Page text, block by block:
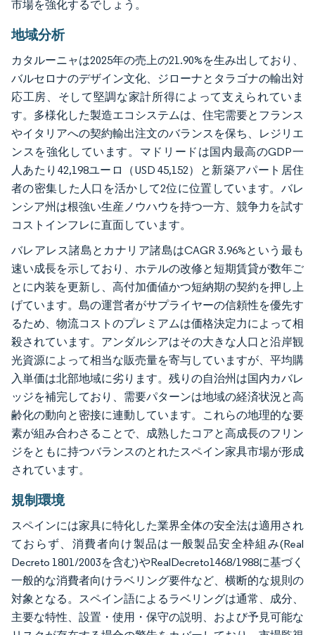
市場を強化するでしょう。
地域分析
カタルーニャは2025年の売上の21.90%を生み出しており、
バルセロナのデザイン文化、ジローナとタラゴナの輸出対
応工房、そして堅調な家計所得によって支えられていま
す。多様化した製造エコシステムは、住宅需要とフランス
やイタリアへの契約輸出注文のバランスを保ち、レジリエ
ンスを強化しています。マドリードは国内最高のGDP一
人あたり42,198ユーロ（USD 45,152）と新築アパート居住
者の密集した人口を活かして2位に位置しています。バレ
ンシア州は根強い生産ノウハウを持つ一方、競争力を試す
コストインフレに直面しています。
バレアレス諸島とカナリア諸島はCAGR 3.96%という最も
速い成長を示しており、ホテルの改修と短期賃貸が数年ご
とに内装を更新し、高付加価値かつ短納期の契約を押し上
げています。島の運営者がサプライヤーの信頼性を優先す
るため、物流コストのプレミアムは価格決定力によって相
殺されています。アンダルシアはその大きな人口と沿岸観
光資源によって相当な販売量を寄与していますが、平均購
入単価は北部地域に劣ります。残りの自治州は国内カバレ
ッジを補完しており、需要パターンは地域の経済状況と高
齢化の動向と密接に連動しています。これらの地理的な要
素が組み合わさることで、成熟したコアと高成長のフリン
ジをともに持つバランスのとれたスペイン家具市場が形成
されています。
規制環境
スペインには家具に特化した業界全体の安全法は適用され
ておらず、消費者向け製品は一般製品安全枠組み(Real
Decreto 1801/2003を含む)やRealDecreto1468/1988に基づく
一般的な消費者向けラベリング要件など、横断的な規則の
対象となる。スペイン語によるラベリングは通常、成分、
主要な特性、設置・使用・保守の説明、および予見可能な